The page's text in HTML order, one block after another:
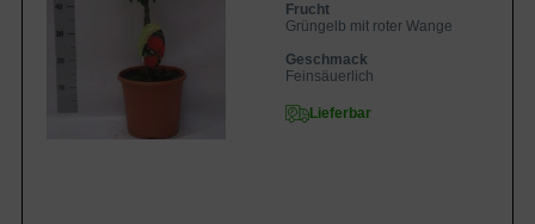
Frucht
Grüngelb mit roter Wange
Geschmack
Feinsäuerlich
Lieferbar